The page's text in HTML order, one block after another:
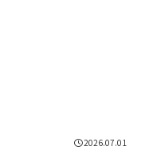
2026.07.01